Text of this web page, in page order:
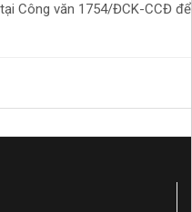
Công văn 1754/ĐCK-CCĐ để